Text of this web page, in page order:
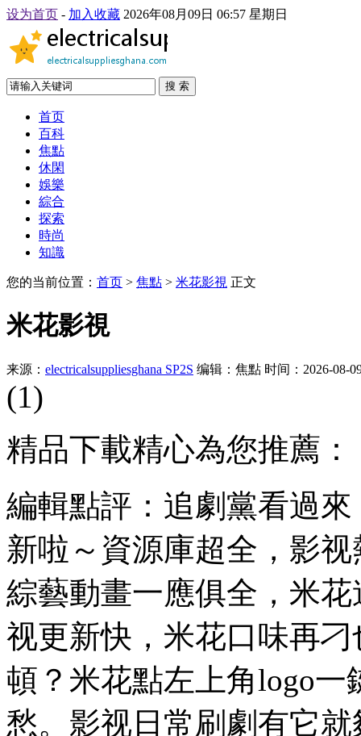
设为首页 - 加入收藏 2026年08月09日 06:57 星期日
搜 索
首页
百科
焦點
休閑
娛樂
綜合
探索
時尚
知識
您的当前位置： 首页 > 焦點 > 米花影視 正文
米花影視
来源： electricalsuppliesghana SP2S 编辑：焦點 时间：2026-08-
(1)
精品下載精心為您推薦：
編輯點評：追劇黨看過
新啦～資源庫超全，影
綜藝動畫一應俱全，米
视更新快，米花口味再
頓？米花點左上角logo
愁。影视日常刷劇有它